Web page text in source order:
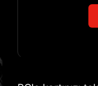
MSI
yükseltme
Dahili